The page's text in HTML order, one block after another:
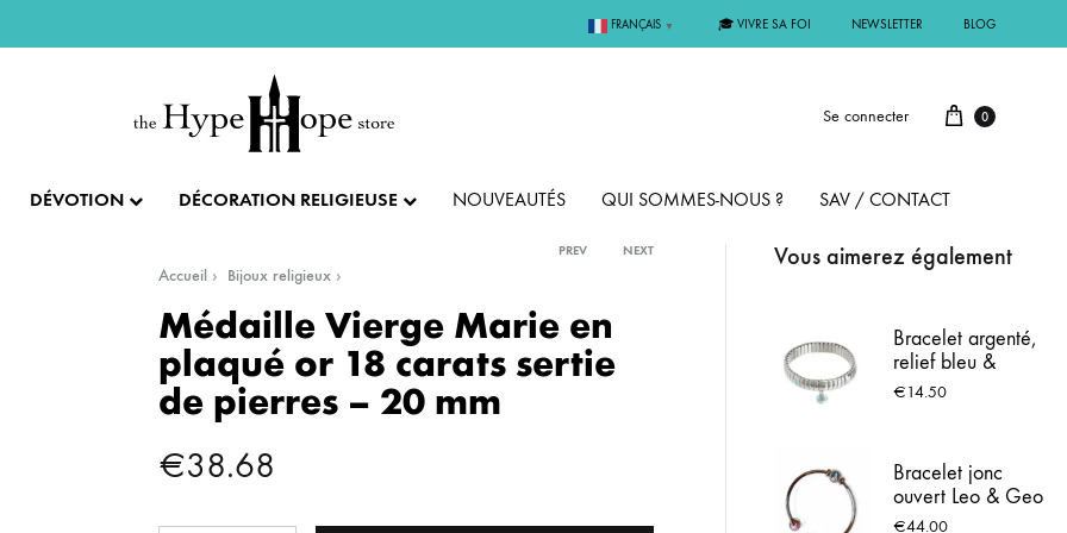
FRANÇAIS ▼ 🎓 VIVRE SA FOI NEWSLETTER BLOG
Se connecter 0
COLLECTION IMPÉRIALE
AUTRES BIJOUX ARGENT
DÉVOTION
FÊTES ET LITURGIE
💝 SAINT VALENTIN
SACREMENTS
CADEAU DE BAPTÊME
DÉCORATION RELIGIEUSE NOUVEAUTÉS QUI SOMMES-NOUS ? SAV / CONTACT
Accueil Bijoux religieux
PREV NEXT
Médaille Vierge Marie en
plaqué or 18 carats sertie
de pierres – 20 mm
€38.68
Vous aimerez également
Bracelet argenté,
relief bleu &
Médaille de
€14.50
Bracelet jonc
ouvert Leo & Geo
– Croix argentée
€44.00